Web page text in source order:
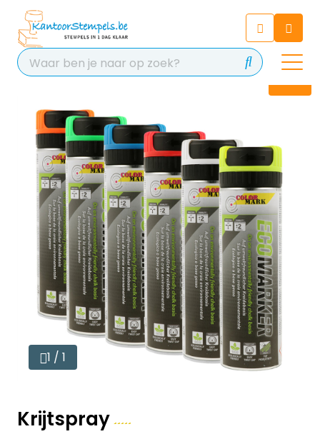
Chat 24/7 met onze chatbot
voor hulp
Contact
1 / 1
Krijtspray